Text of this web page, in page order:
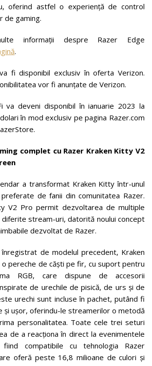
oferind astfel o experiență de control
de gaming.
informații despre Razer Edge
.
fi disponibil exclusiv în oferta Verizon.
vor fi anunțate de Verizon.
va deveni disponibil în ianuarie 2023 la
în mod exclusiv pe pagina Razer.com
complet cu Razer Kraken Kitty V2
a transformat Kraken Kitty într-unul
de fanii din comunitatea Razer.
V2 Pro permit dezvoltarea de multiple
stream-uri, datorită noului concept
dezvoltat de Razer.
înregistrat de modelul precedent, Kraken
pereche de căști pe fir, cu suport pentru
RGB, care dispune de accesorii
de urechile de pisică, de urs și de
urechi sunt incluse în pachet, putând fi
și ușor, oferindu-le streamerilor o metodă
personalitatea. Toate cele trei seturi
de a reacționa în direct la evenimentele
compatibile cu tehnologia Razer
oferă peste 16,8 milioane de culori și